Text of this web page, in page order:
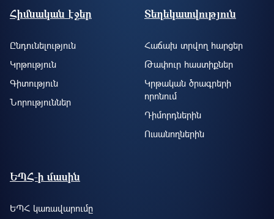
Footer site information
Հիմնական էջեր
Ընդունելություն
Կրթություն
Գիտություն
Նորություններ
Տեղեկատվություն
Հաճախ տրվող հարցեր
Թափուր հաստիքներ
Կրթական ծրագրերի
որոնում
Դիմորդներին
Ուսանողներին
ԵՊՀ-ի մասին
ԵՊՀ կառավարումը